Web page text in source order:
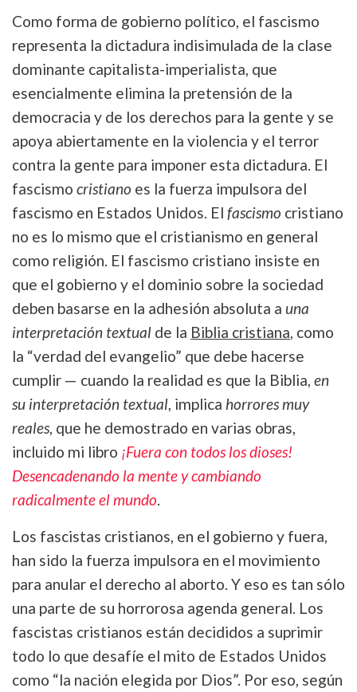
Como forma de gobierno político, el fascismo
representa la dictadura indisimulada de la clase
dominante capitalista-imperialista, que
esencialmente elimina la pretensión de la
democracia y de los derechos para la gente y se
apoya abiertamente en la violencia y el terror
contra la gente para imponer esta dictadura. El
fascismo cristiano es la fuerza impulsora del
fascismo en Estados Unidos. El fascismo cristiano
no es lo mismo que el cristianismo en general
como religión. El fascismo cristiano insiste en
que el gobierno y el dominio sobre la sociedad
deben basarse en la adhesión absoluta a una
interpretación textual de la Biblia cristiana, como
la “verdad del evangelio” que debe hacerse
cumplir — cuando la realidad es que la Biblia, en
su interpretación textual, implica horrores muy
reales, que he demostrado en varias obras,
incluido mi libro ¡Fuera con todos los dioses!
Desencadenando la mente y cambiando
radicalmente el mundo.
Los fascistas cristianos, en el gobierno y fuera,
han sido la fuerza impulsora en el movimiento
para anular el derecho al aborto. Y eso es tan sólo
una parte de su horrorosa agenda general. Los
fascistas cristianos están decididos a suprimir
todo lo que desafíe el mito de Estados Unidos
como “la nación elegida por Dios”. Por eso, según